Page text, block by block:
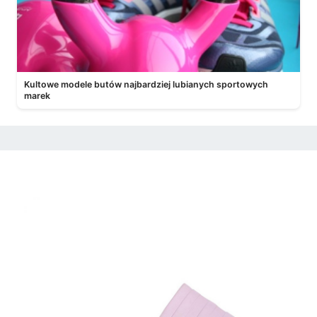
Kultowe modele butów najbardziej lubianych sportowych
marek